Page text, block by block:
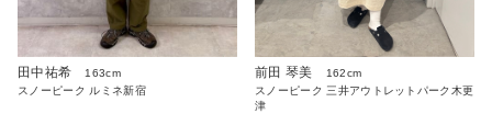
田中祐希
163cm
スノーピーク ルミネ新宿
前田 琴美
162cm
スノーピーク 三井アウトレットパーク木更
津